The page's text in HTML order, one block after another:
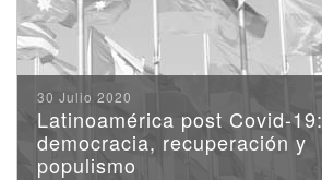
30 Julio 2020
Latinoamérica post Covid-19:
democracia, recuperación y
populismo